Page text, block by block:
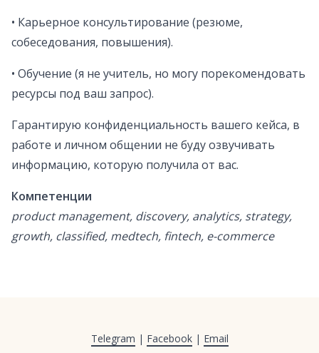
• Карьерное консультирование (резюме,
собеседования, повышения).
• Обучение (я не учитель, но могу порекомендовать
ресурсы под ваш запрос).
Гарантирую конфиденциальность вашего кейса, в
работе и личном общении не буду озвучивать
информацию, которую получила от вас.
Компетенции
product management, discovery, analytics, strategy,
growth, classified, medtech, fintech, e-commerce
Telegram | Facebook| Email